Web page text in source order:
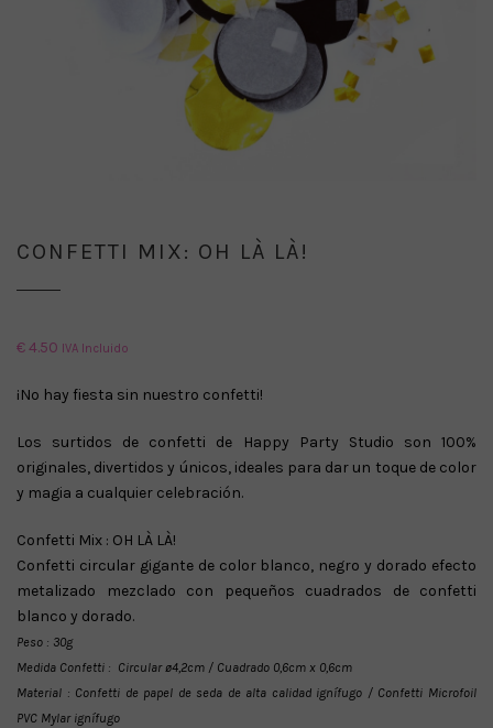
CONFETTI MIX: OH LÀ LÀ!
€4.50 IVA Incluido
¡No hay fiesta sin nuestro confetti!
Los surtidos de confetti de Happy Party Studio son 100%
originales, divertidos y únicos, ideales para dar un toque de color
y magia a cualquier celebración.
Confetti Mix : OH LÀ LÀ!
Confetti circular gigante de color blanco, negro y dorado efecto
metalizado mezclado con pequeños cuadrados de confetti
blanco y dorado.
Peso : 30g
Medida Confetti : Circular ø4,2cm / Cuadrado 0,6cm x 0,6cm
Material : Confetti de papel de seda de alta calidad ignífugo / Confetti Microfoil
PVC Mylar ignífugo